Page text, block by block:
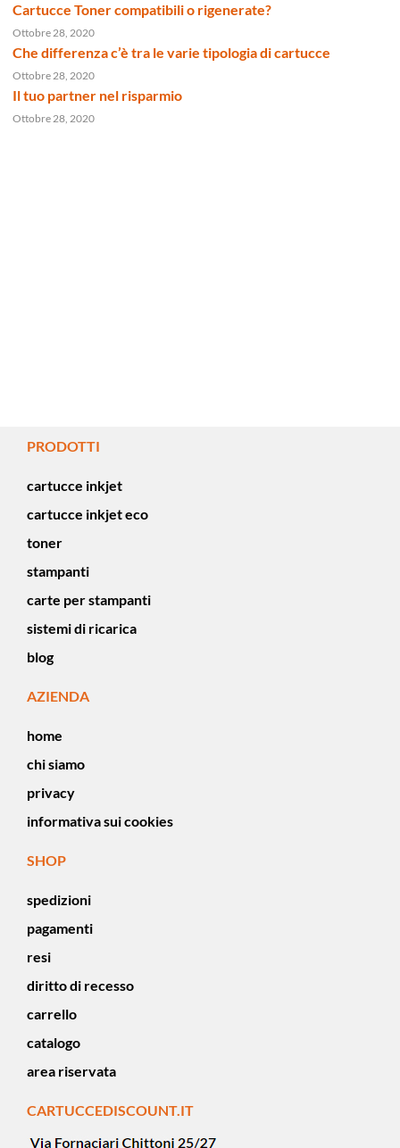
Cartucce Toner compatibili o rigenerate?
Ottobre 28, 2020
Che differenza c’è tra le varie tipologia di cartucce
Ottobre 28, 2020
Il tuo partner nel risparmio
Ottobre 28, 2020
PRODOTTI
cartucce inkjet
cartucce inkjet eco
toner
stampanti
carte per stampanti
sistemi di ricarica
blog
AZIENDA
home
chi siamo
privacy
informativa sui cookies
SHOP
spedizioni
pagamenti
resi
diritto di recesso
carrello
catalogo
area riservata
CARTUCCEDISCOUNT.IT